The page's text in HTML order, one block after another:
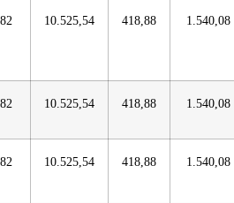
10.525,54 418,88 1.540,08
10.525,54 418,88 1.540,08
10.525,54 418,88 1.540,08